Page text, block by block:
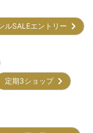
ルSALEエントリー
定期3ショップ